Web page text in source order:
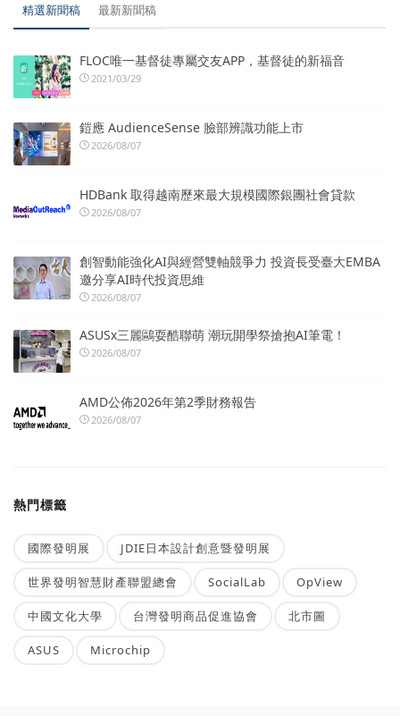
精選新聞稿 最新新聞稿
FLOC唯一基督徒專屬交友APP，基督徒的新福音
2021/03/29
鎧應 AudienceSense 臉部辨識功能上市
2026/08/07
HDBank 取得越南歷來最大規模國際銀團社會貸款
2026/08/07
創智動能強化AI與經營雙軸競爭力 投資長受臺大EMBA
邀分享AI時代投資思維
2026/08/07
ASUSx三麗鷗耍酷聯萌 潮玩開學祭搶抱AI筆電！
2026/08/07
AMD公佈2026年第2季財務報告
2026/08/07
熱門標籤
國際發明展 JDIE日本設計創意暨發明展
世界發明智慧財產聯盟總會 SocialLab OpView
中國文化大學 台灣發明商品促進協會 北市圖
ASUS Microchip